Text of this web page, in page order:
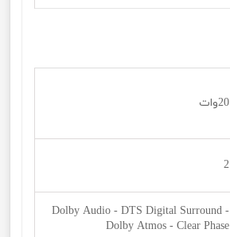
20وات
2
Dolby Audio - DTS Digital Surround -
Dolby Atmos - Clear Phase